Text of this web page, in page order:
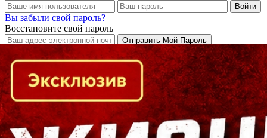
Вы забыли свой пароль?
Восстановите свой пароль
Кто есть кто в Байкальском регионе